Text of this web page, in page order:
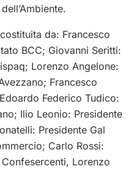
da: Francesco
BCC; Giovanni Seritti:
Lorenzo Angelone:
Francesco
Federico Tudico:
Ilio Leonio: Presidente
Presidente Gal
Carlo Rossi:
Lorenzo